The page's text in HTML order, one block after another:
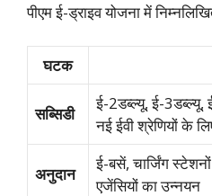
पीएम ई-ड्राइव योजना में
घटक
सब्सिडी
ई-2डब्ल्यू, ई-
नई ईवी श्रेणियों के
अनुदान
ई-बसें, चार्जिंग
एजेंसियों का उन्नयन